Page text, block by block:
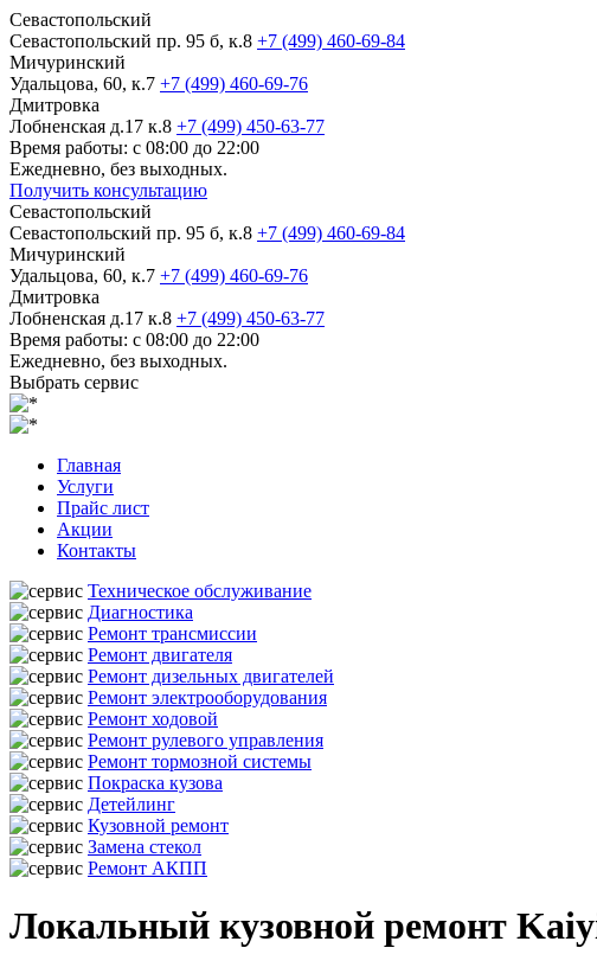
Севастопольский
Севастопольский пр. 95 б, к.8 +7 (499) 460-69-84
Мичуринский
Удальцова, 60, к.7 +7 (499) 460-69-76
Дмитровка
Лобненская д.17 к.8 +7 (499) 450-63-77
Время работы: с 08:00 до 22:00
Ежедневно, без выходных.
Получить консультацию
Севастопольский
Севастопольский пр. 95 б, к.8 +7 (499) 460-69-84
Мичуринский
Удальцова, 60, к.7 +7 (499) 460-69-76
Дмитровка
Лобненская д.17 к.8 +7 (499) 450-63-77
Время работы: с 08:00 до 22:00
Ежедневно, без выходных.
Выбрать сервис
Главная
Услуги
Прайс лист
Акции
Контакты
Техническое обслуживание
Диагностика
Ремонт трансмиссии
Ремонт двигателя
Ремонт дизельных двигателей
Ремонт электрооборудования
Ремонт ходовой
Ремонт рулевого управления
Ремонт тормозной системы
Покраска кузова
Детейлинг
Кузовной ремонт
Замена стекол
Ремонт АКПП
Локальный кузовной ремонт